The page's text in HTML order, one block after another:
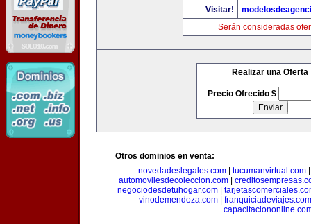
Visitar!
Serán consideradas
Realizar una Oferta
Precio Ofrecido $
Otros dominios en venta:
novedadeslegales.com
tucumanvirtual.com
automovilesdecoleccion.com
negociodesdetuhogar.com
vinodemendoza.com
franquiciadeviajes.com